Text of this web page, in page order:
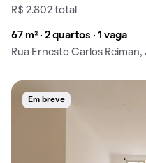
R$ 2.802 total
67 m² · 2 quartos · 1 vaga
Rua Ernesto Carlos
Em breve